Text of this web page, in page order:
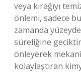
veya kırağıyı
önlemi, sadece
zamanda
süreliğine
önleyerek
kolaylaştıran